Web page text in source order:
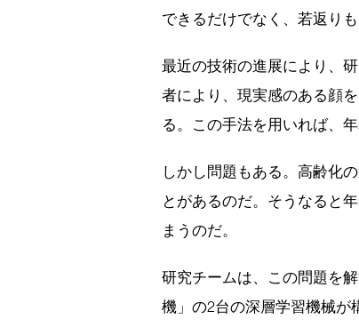
できるだけでなく、若返りも
最近の技術の進展により、
者により、現実感のある顔
る。この手法を用いれば、
しかし問題もある。高齢化
とがあるのだ。そうなると
まうのだ。
研究チームは、この問題を
機」の2台の深層学習機械が